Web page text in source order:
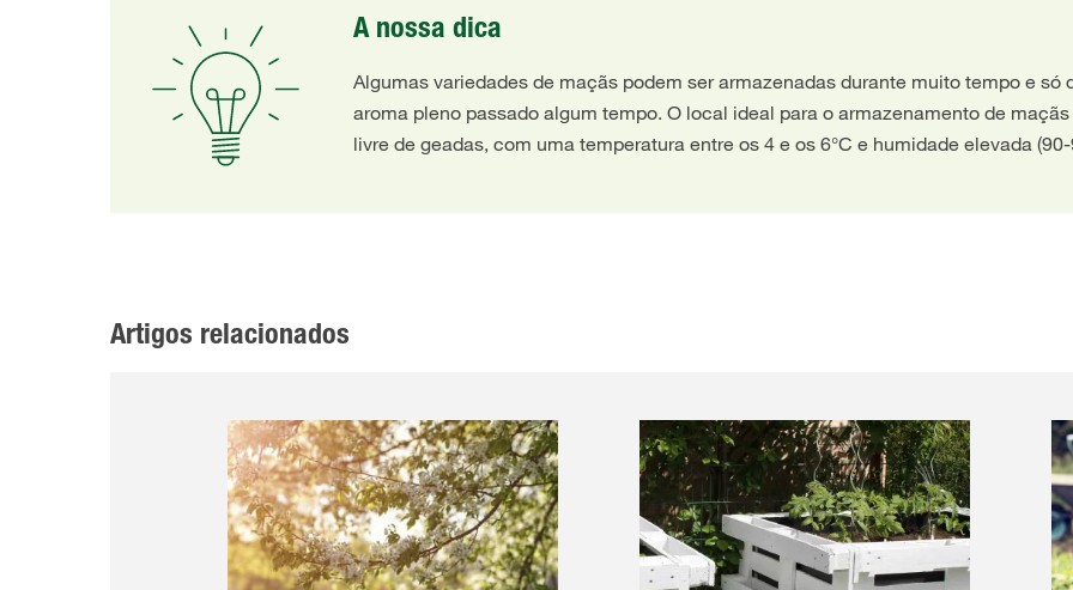
A nossa dica
Algumas variedades de maçãs podem ser armazenadas durante muito tempo e só
aroma pleno passado algum tempo. O local ideal para o armazenamento de
livre de geadas, com uma temperatura entre os 4 e os 6°C e humidade elevada
Artigos relacionados